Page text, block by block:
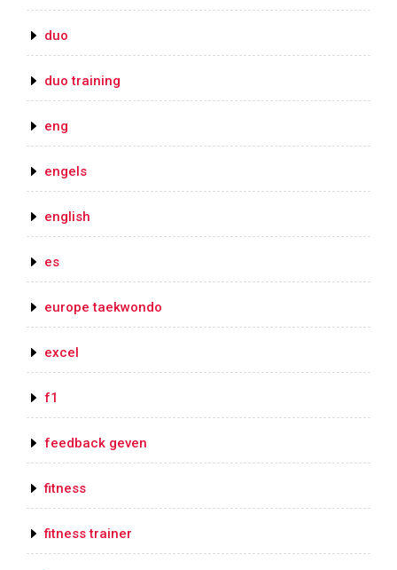
duo
duo training
eng
engels
english
es
europe taekwondo
excel
f1
feedback geven
fitness
fitness trainer